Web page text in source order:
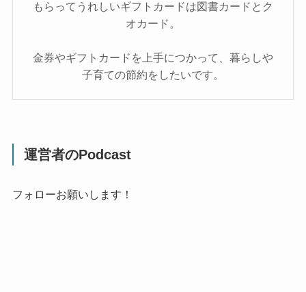
もらってうれしいギフトカードは図書カードとク
オカード。
金券やギフトカードを上手につかって、暮らしや
子育ての節約をしたいです。
運営者のPodcast
フォローお願いします！